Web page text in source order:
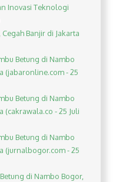
Inovasi Teknologi
Banjir di Jakarta
Betung di Nambo
(jabaronline.com - 25
Betung di Nambo
(cakrawala.co - 25 Juli
Betung di Nambo
(jurnalbogor.com - 25
di Nambo Bogor,